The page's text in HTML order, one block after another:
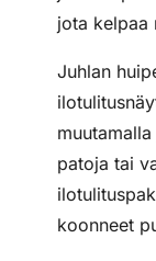
jota kelpaa
Juhlan
patoja tai
koonneet